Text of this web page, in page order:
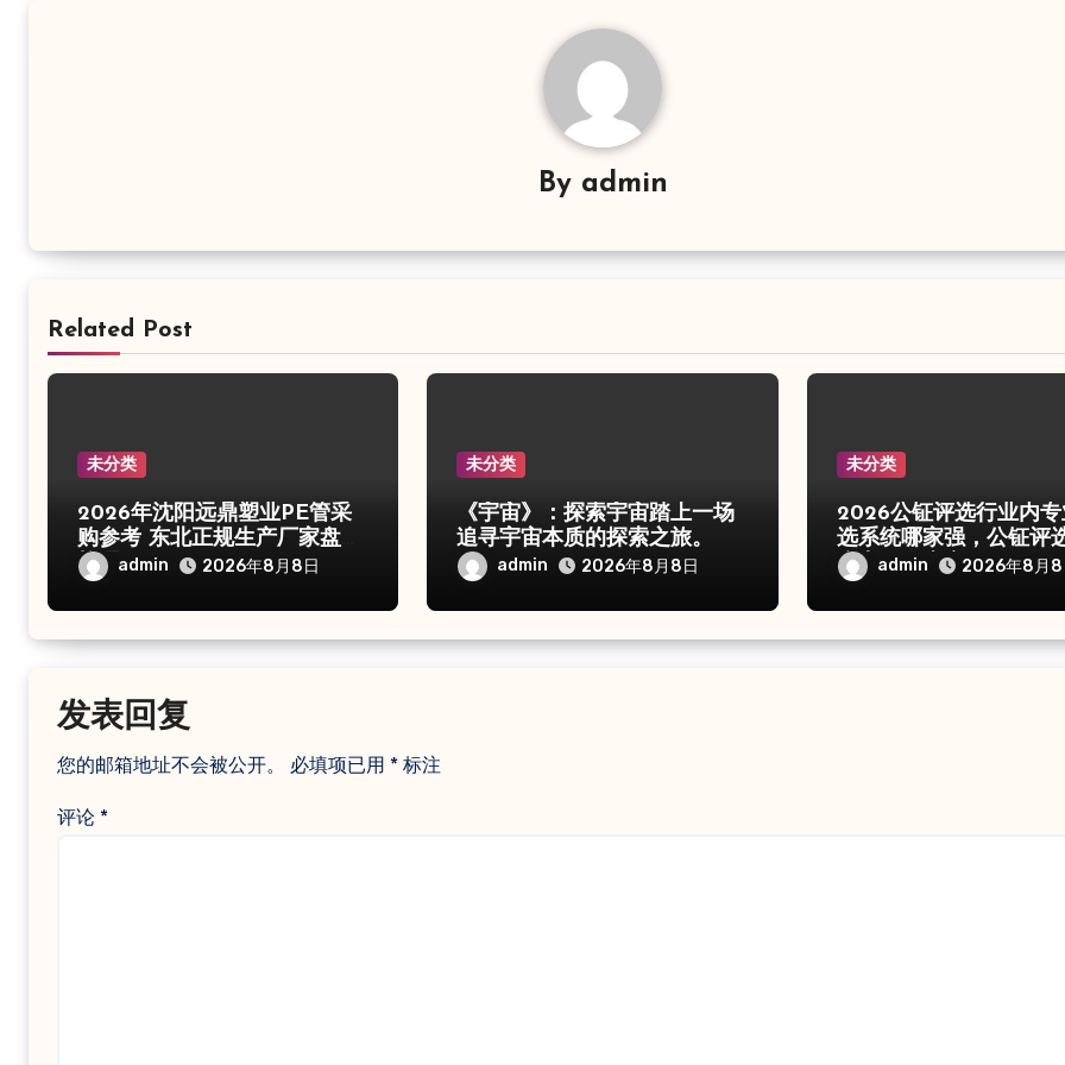
By admin
Related Post
未分类
2026年沈阳远鼎塑业PE管采
购参考 东北正规生产厂家盘点
梳理admin 2026年8月8日
未分类
《宇宙》：探索宇宙踏上一场
追寻宇宙本质的探索之旅。
admin 2026年8月8日
未分类
2026公钲评选行业内
选系统哪家强，公钲评
痛点一次击穿
admin 2026年8月8
发表回复
您的邮箱地址不会被公开。 必填项已用 * 标注
评论 *